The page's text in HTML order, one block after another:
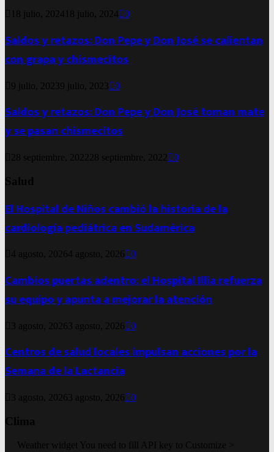
18 julio, 2024 18 julio, 2024 0
Saldos y retazos: Don Pepe y Don José se calientan
con grapa y chismecitos
9 julio, 20239 julio, 2023 0
Saldos y retazos: Don Pepe y Don José toman mate
y se pasan chismecitos
28 septiembre, 2022 28 septiembre, 2022 0
Salud
El Hospital de Niños cambió la historia de la
cardiología pediátrica en Sudamérica
4 agosto, 20264 agosto, 2026 0
Cambios puertas adentro: el Hospital Illia refuerza
su equipo y apunta a mejorar la atención
3 agosto, 2026 3 agosto, 2026 0
Centros de salud locales impulsan acciones por la
Semana de la Lactancia
3 agosto, 2026 3 agosto, 2026 0
Clima
Weather widget You need to fill API key to Customize >